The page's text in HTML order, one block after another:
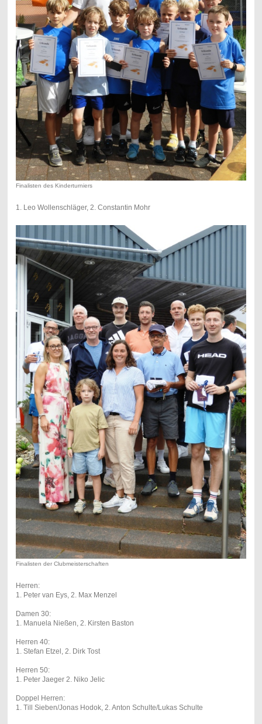
Finalisten des Kinderturniers
1. Leo Wollenschläger, 2. Constantin Mohr
Finalisten der Clubmeisterschaften
Herren:
1. Peter van Eys, 2. Max Menzel
Damen 30:
1. Manuela Nießen, 2. Kirsten Baston
Herren 40:
1. Stefan Etzel, 2. Dirk Tost
Herren 50:
1. Peter Jaeger 2. Niko Jelic
Doppel Herren:
1. Till Sieben/Jonas Hodok, 2. Anton Schulte/Lukas Schulte